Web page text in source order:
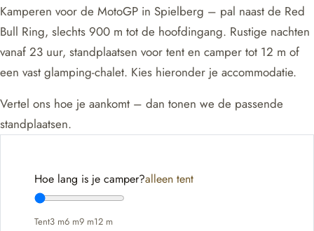
Kamperen voor de MotoGP in Spielberg – pal naast de Red
Bull Ring, slechts 900 m tot de hoofdingang. Rustige nachten
vanaf 23 uur, standplaatsen voor tent en camper tot 12 m of
een vast glamping-chalet. Kies hieronder je accommodatie.
Vertel ons hoe je aankomt – dan tonen we de passende
standplaatsen.
Hoe lang is je camper?alleen tent
Tent3 m6 m9 m12 m